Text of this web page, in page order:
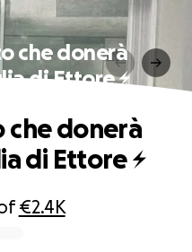
che donerà
di Ettore ⚡
€2.4K
che donerà
di Ettore ⚡